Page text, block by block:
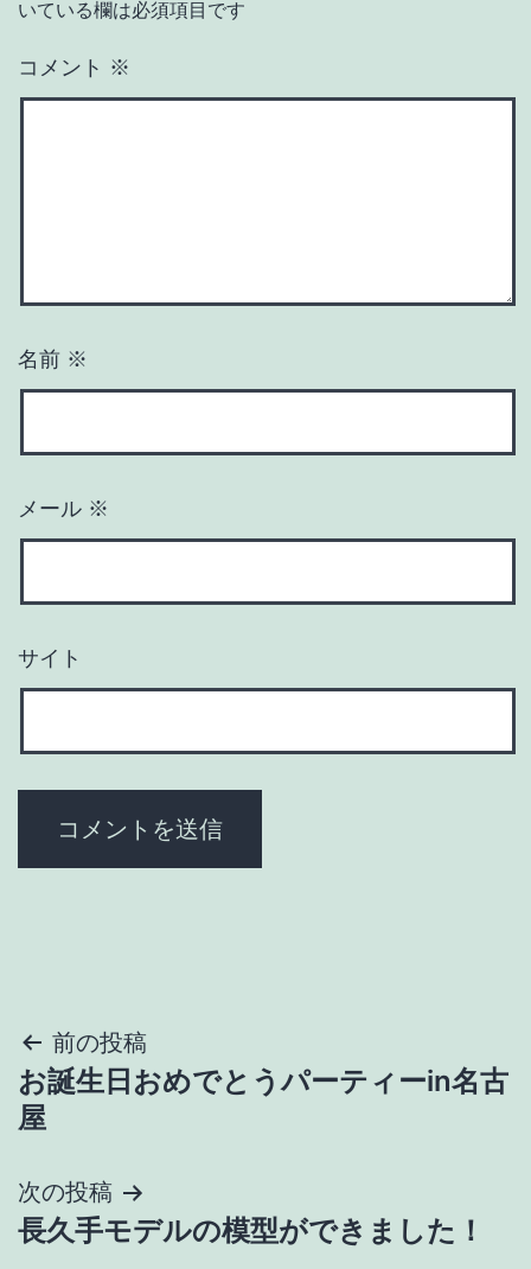
いている欄は必須項目です
コメント ※
名前 ※
メール ※
サイト
投
稿
ビ
前の投稿
お誕生日おめでとうパーティーin名古
屋
次の投稿
長久手モデルの模型ができました！